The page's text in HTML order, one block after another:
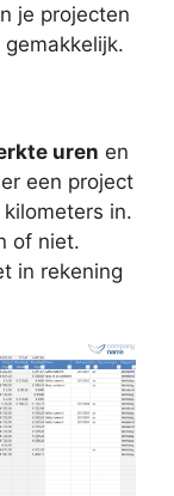
je projecten
uren en
een project
in.
of niet.
in rekening